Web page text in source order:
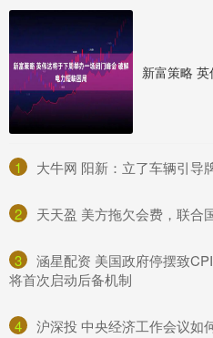
1 大牛网 阳新：立了车辆引导
2 天天盈 美方拖欠会费，联合
3
涵星配资 美国政府停摆致
将首次启动后备机制
4 沪深投 中央经济工作会议如